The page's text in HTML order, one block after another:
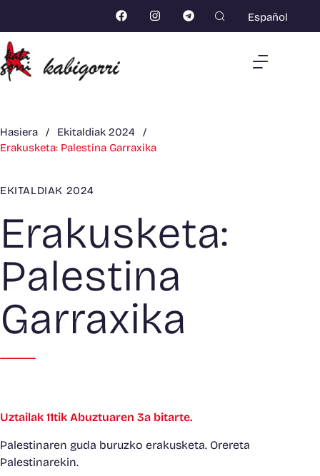
Español
Hasiera / Ekitaldiak 2024
/
Erakusketa: Palestina Garraxika
EKITALDIAK 2024
Erakusketa:
Palestina
Garraxika
Uztailak 11tik Abuztuaren 3a bitarte.
Palestinaren guda buruzko erakusketa. Orereta
Palestinarekin.